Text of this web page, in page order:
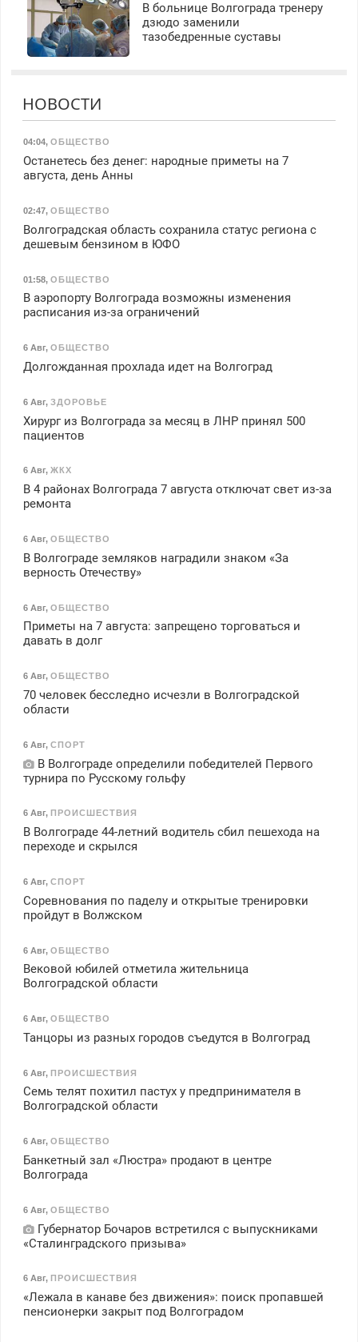
В больнице Волгограда тренеру
дзюдо заменили
тазобедренные суставы
НОВОСТИ
04:04, ОБЩЕСТВО
Останетесь без денег: народные приметы на 7
августа, день Анны
02:47, ОБЩЕСТВО
Волгоградская область сохранила статус региона с
дешевым бензином в ЮФО
01:58, ОБЩЕСТВО
В аэропорту Волгограда возможны изменения
расписания из-за ограничений
6 Авг, ОБЩЕСТВО
Долгожданная прохлада идет на Волгоград
6 Авг, ЗДОРОВЬЕ
Хирург из Волгограда за месяц в ЛНР принял 500
пациентов
6 Авг, ЖКХ
В 4 районах Волгограда 7 августа отключат свет из-за
ремонта
6 Авг, ОБЩЕСТВО
В Волгограде земляков наградили знаком «За
верность Отечеству»
6 Авг, ОБЩЕСТВО
Приметы на 7 августа: запрещено торговаться и
давать в долг
6 Авг, ОБЩЕСТВО
70 человек бесследно исчезли в Волгоградской
области
6 Авг, СПОРТ
В Волгограде определили победителей Первого
турнира по Русскому гольфу
6 Авг, ПРОИСШЕСТВИЯ
В Волгограде 44-летний водитель сбил пешехода на
переходе и скрылся
6 Авг, СПОРТ
Соревнования по паделу и открытые тренировки
пройдут в Волжском
6 Авг, ОБЩЕСТВО
Вековой юбилей отметила жительница
Волгоградской области
6 Авг, ОБЩЕСТВО
Танцоры из разных городов съедутся в Волгоград
6 Авг, ПРОИСШЕСТВИЯ
Семь телят похитил пастух у предпринимателя в
Волгоградской области
6 Авг, ОБЩЕСТВО
Банкетный зал «Люстра» продают в центре
Волгограда
6 Авг, ОБЩЕСТВО
Губернатор Бочаров встретился с выпускниками
«Сталинградского призыва»
6 Авг, ПРОИСШЕСТВИЯ
«Лежала в канаве без движения»: поиск пропавшей
пенсионерки закрыт под Волгоградом